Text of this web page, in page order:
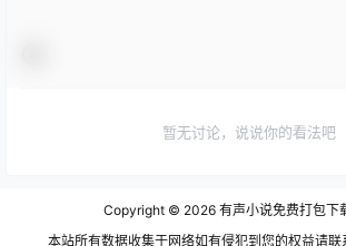
暂无讨论，说说你的看法吧
Copyright © 2026有声小说免费打包下
本站所有数据收集于网络如有侵犯到您的权益请联